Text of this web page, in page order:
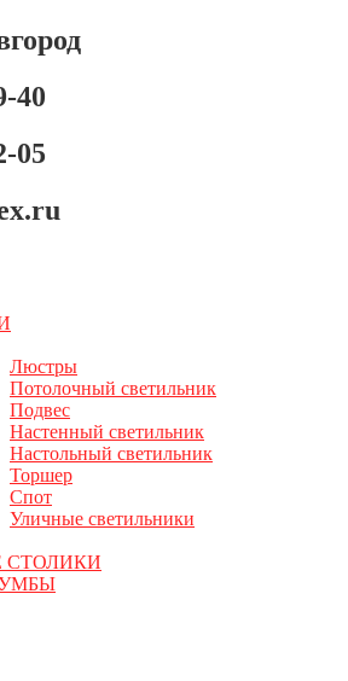
40
05
Люстры
Потолочный светильник
Подвес
Настенный светильник
Настольный светильник
Торшер
Спот
Уличные светильники
СТОЛИКИ